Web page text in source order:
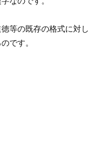
等の既存の格式に対し
です。